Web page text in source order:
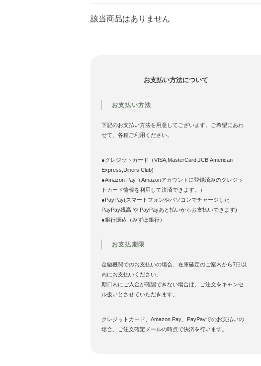
該当商品はありません
お支払い方法について
お支払い方法
下記のお支払い方法を用意してございます。ご希望にあわ
せて、各種ご利用ください。
●クレジットカード（VISA,MasterCard,JCB,American
Express,Diners Club)
●Amazon Pay（Amazonアカウントに登録済みのクレジッ
トカード情報を利用して決済できます。）
●PayPay(スマートフォンやパソコンでチャージした
PayPay残高 や PayPayあと払いからお支払いできます)
●銀行振込（みずほ銀行）
お支払期限
金融機関でのお支払いの場合、在庫確定のご案内から7日以
内にお支払いください。
期日内にご入金が確認できない場合は、ご注文をキャンセ
ル扱いとさせていただきます。
クレジットカード、Amazon Pay、PayPayでのお支払いの
場合、ご注文確定メールの時点で決済を行います。